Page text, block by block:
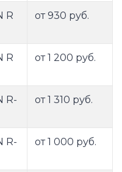
R
от 930 руб.
R
от 1 200 руб.
R-
от 1 310 руб.
R-
от 1 000 руб.